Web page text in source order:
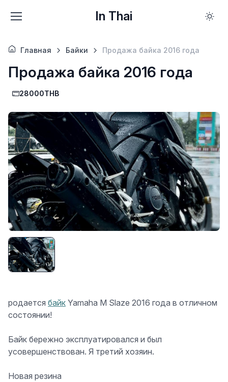
In Thai
Главная Байки Продажа байка 2016 года
Продажа байка 2016 года
28000THB
родается байк Yamaha M Slaze 2016 года в отличном
состоянии!
Байк бережно эксплуатировался и был
усовершенствован. Я третий хозяин.
Новая резина